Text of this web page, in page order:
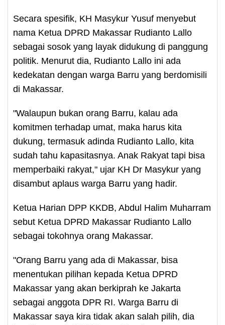
Secara spesifik, KH Masykur Yusuf menyebut
nama Ketua DPRD Makassar Rudianto Lallo
sebagai sosok yang layak didukung di panggung
politik. Menurut dia, Rudianto Lallo ini ada
kedekatan dengan warga Barru yang berdomisili
di Makassar.
"Walaupun bukan orang Barru, kalau ada
komitmen terhadap umat, maka harus kita
dukung, termasuk adinda Rudianto Lallo, kita
sudah tahu kapasitasnya. Anak Rakyat tapi bisa
memperbaiki rakyat," ujar KH Dr Masykur yang
disambut aplaus warga Barru yang hadir.
Ketua Harian DPP KKDB, Abdul Halim Muharram
sebut Ketua DPRD Makassar Rudianto Lallo
sebagai tokohnya orang Makassar.
"Orang Barru yang ada di Makassar, bisa
menentukan pilihan kepada Ketua DPRD
Makassar yang akan berkiprah ke Jakarta
sebagai anggota DPR RI. Warga Barru di
Makassar saya kira tidak akan salah pilih, dia